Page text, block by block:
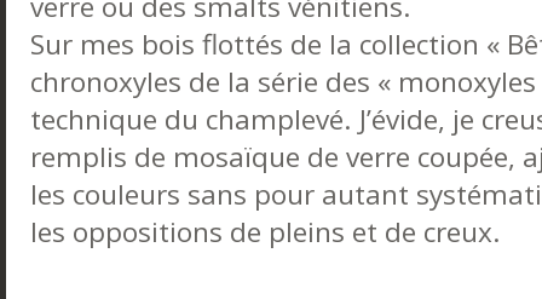
Sur mes bois flottés de la collection «
chronoxyles de la série des «
technique du champlevé. J’évide, je
remplis de mosaïque de verre coupée,
les couleurs sans pour autant
les oppositions de pleins et de creux.